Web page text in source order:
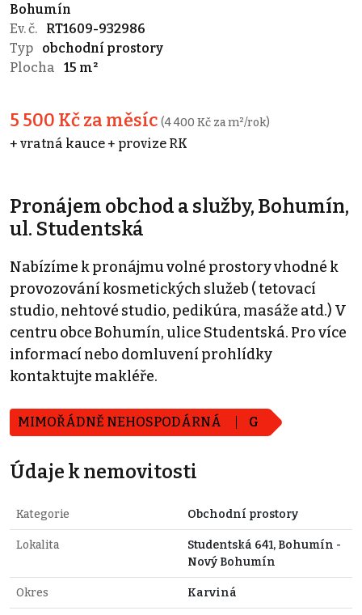
Bohumín
Ev. č.
RT1609-932986
Typ
obchodní prostory
Plocha
15 m²
5 500 Kč za měsíc (4 400 Kč za m²/rok)
+ vratná kauce + provize RK
Pronájem obchod a služby, Bohumín,
ul. Studentská
Nabízíme k pronájmu volné prostory vhodné k
provozování kosmetických služeb ( tetovací
studio, nehtové studio, pedikúra, masáže atd.) V
centru obce Bohumín, ulice Studentská. Pro více
informací nebo domluvení prohlídky
kontaktujte makléře.
MIMOŘÁDNĚ NEHOSPODÁRNÁ G
Údaje k nemovitosti
Kategorie Obchodní prostory
Lokalita
Studentská 641, Bohumín -
Nový Bohumín
Okres Karviná